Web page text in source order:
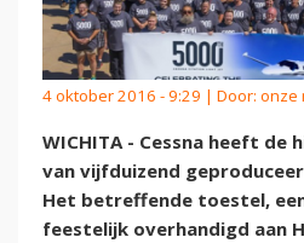
4 oktober 2016 - 9:29 | Door: onze
WICHITA - Cessna heeft de
van vijfduizend
Het betreffende toestel,
feestelijk overhandigd aan